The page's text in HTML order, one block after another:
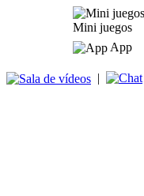
Mini juegos
App
|